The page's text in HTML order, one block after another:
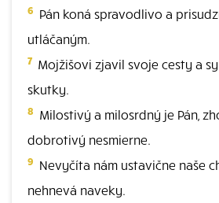
6 Pán koná spravodlivo a
utláčaným.
7 Mojžišovi zjavil svoje cesty a
skutky.
8 Milostivý a milosrdný je Pán,
dobrotivý nesmierne.
9 Nevyčíta nám ustavične naše
nehnevá naveky.